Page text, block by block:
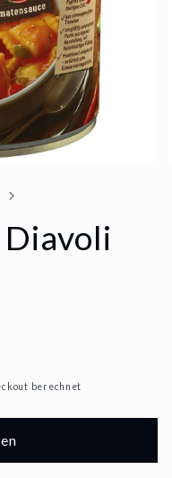
berechnet